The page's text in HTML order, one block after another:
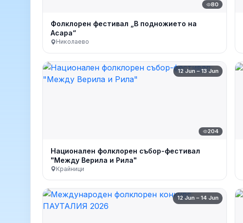
80
Фолклорен фестивал „В подножието на
Асара“
Николаево
12 Jun – 13 Jun
204
Национален фолклорен събор-фестивал
"Между Верила и Рила"
Крайници
12 Jun – 14 Jun